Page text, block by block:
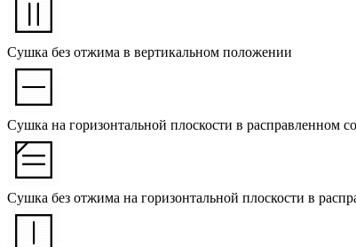
Сушка без отжима в вертикальном положении
Сушка на горизонтальной плоскости в расправленном
Сушка без отжима на горизонтальной плоскости в